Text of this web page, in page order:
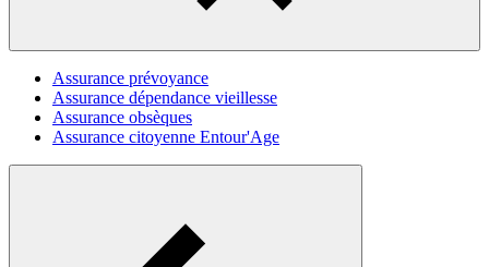
Assurance prévoyance
Assurance dépendance vieillesse
Assurance obsèques
Assurance citoyenne Entour'Age